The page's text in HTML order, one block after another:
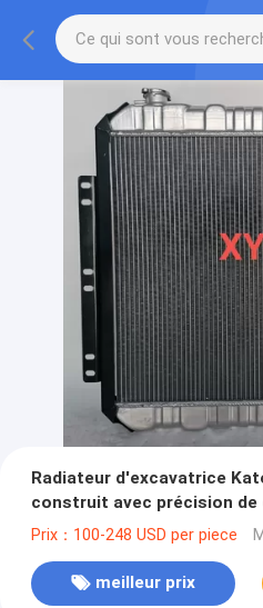
Radiateur d'excavatrice
construit avec précision
Prix：100-248 USD per piece
meilleur prix